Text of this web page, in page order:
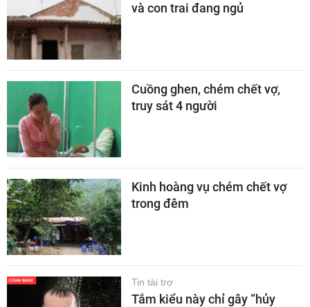
và con trai đang ngủ
Cuồng ghen, chém chết vợ,
truy sát 4 người
Kinh hoàng vụ chém chết vợ
trong đêm
Tin tài trợ
Tắm kiểu này chỉ gây “hủy